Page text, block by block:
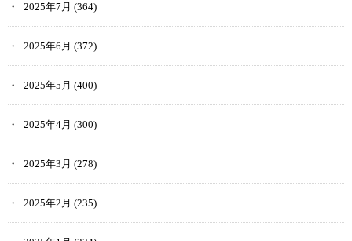
2025年7月 (364)
2025年6月 (372)
2025年5月 (400)
2025年4月 (300)
2025年3月 (278)
2025年2月 (235)